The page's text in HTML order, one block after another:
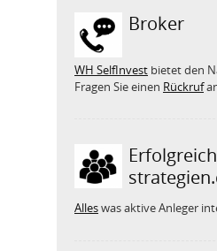
Broker
WH SelfInvest bietet den
Fragen Sie einen Rückruf
Alleswas aktive Anleger